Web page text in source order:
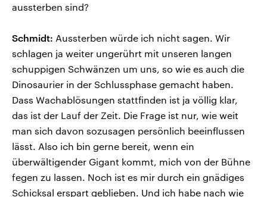
aussterben sind?
Schmidt: Aussterben würde ich nicht sagen. Wir
schlagen ja weiter ungerührt mit unseren langen
schuppigen Schwänzen um uns, so wie es auch die
Dinosaurier in der Schlussphase gemacht haben.
Dass Wachablösungen stattfinden ist ja völlig klar,
das ist der Lauf der Zeit. Die Frage ist nur, wie weit
man sich davon sozusagen persönlich beeinflussen
lässt. Also ich bin gerne bereit, wenn ein
überwältigender Gigant kommt, mich von der Bühne
fegen zu lassen. Noch ist es mir durch ein gnädiges
Schicksal erspart geblieben. Und ich habe nach wie